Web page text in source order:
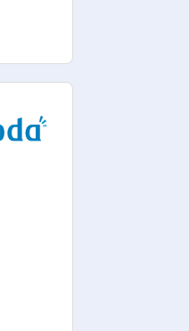
覧
や新
の
＜
め